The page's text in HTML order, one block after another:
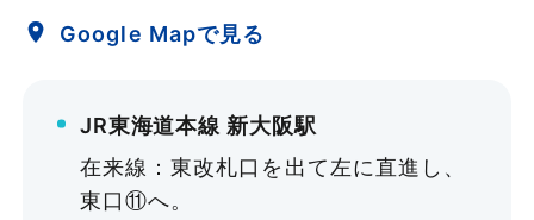
Google Mapで見る
JR東海道本線 新大阪駅
在来線：東改札口を出て左に直進し、
東口⑪へ。